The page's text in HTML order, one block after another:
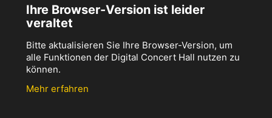
Ihre Browser-Version ist leider
veraltet
Bitte aktualisieren Sie Ihre Browser-Version, um
alle Funktionen der Digital Concert Hall nutzen zu
können.
Mehr erfahren